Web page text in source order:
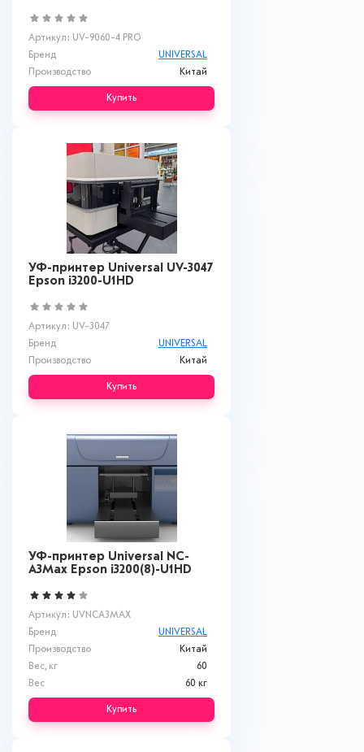
Артикул: UV-9060-4 PRO
Бренд
UNIVERSAL
Производство
Китай
Купить
УФ-принтер Universal UV-3047
Epson i3200-U1HD
Артикул: UV-3047
Бренд
UNIVERSAL
Производство
Китай
Купить
УФ-принтер Universal NC-
A3Max Epson i3200(8)-U1HD
Артикул: UVNCA3MAX
Бренд
UNIVERSAL
Производство
Китай
Вес, кг
60
Вес
60 кг
Купить